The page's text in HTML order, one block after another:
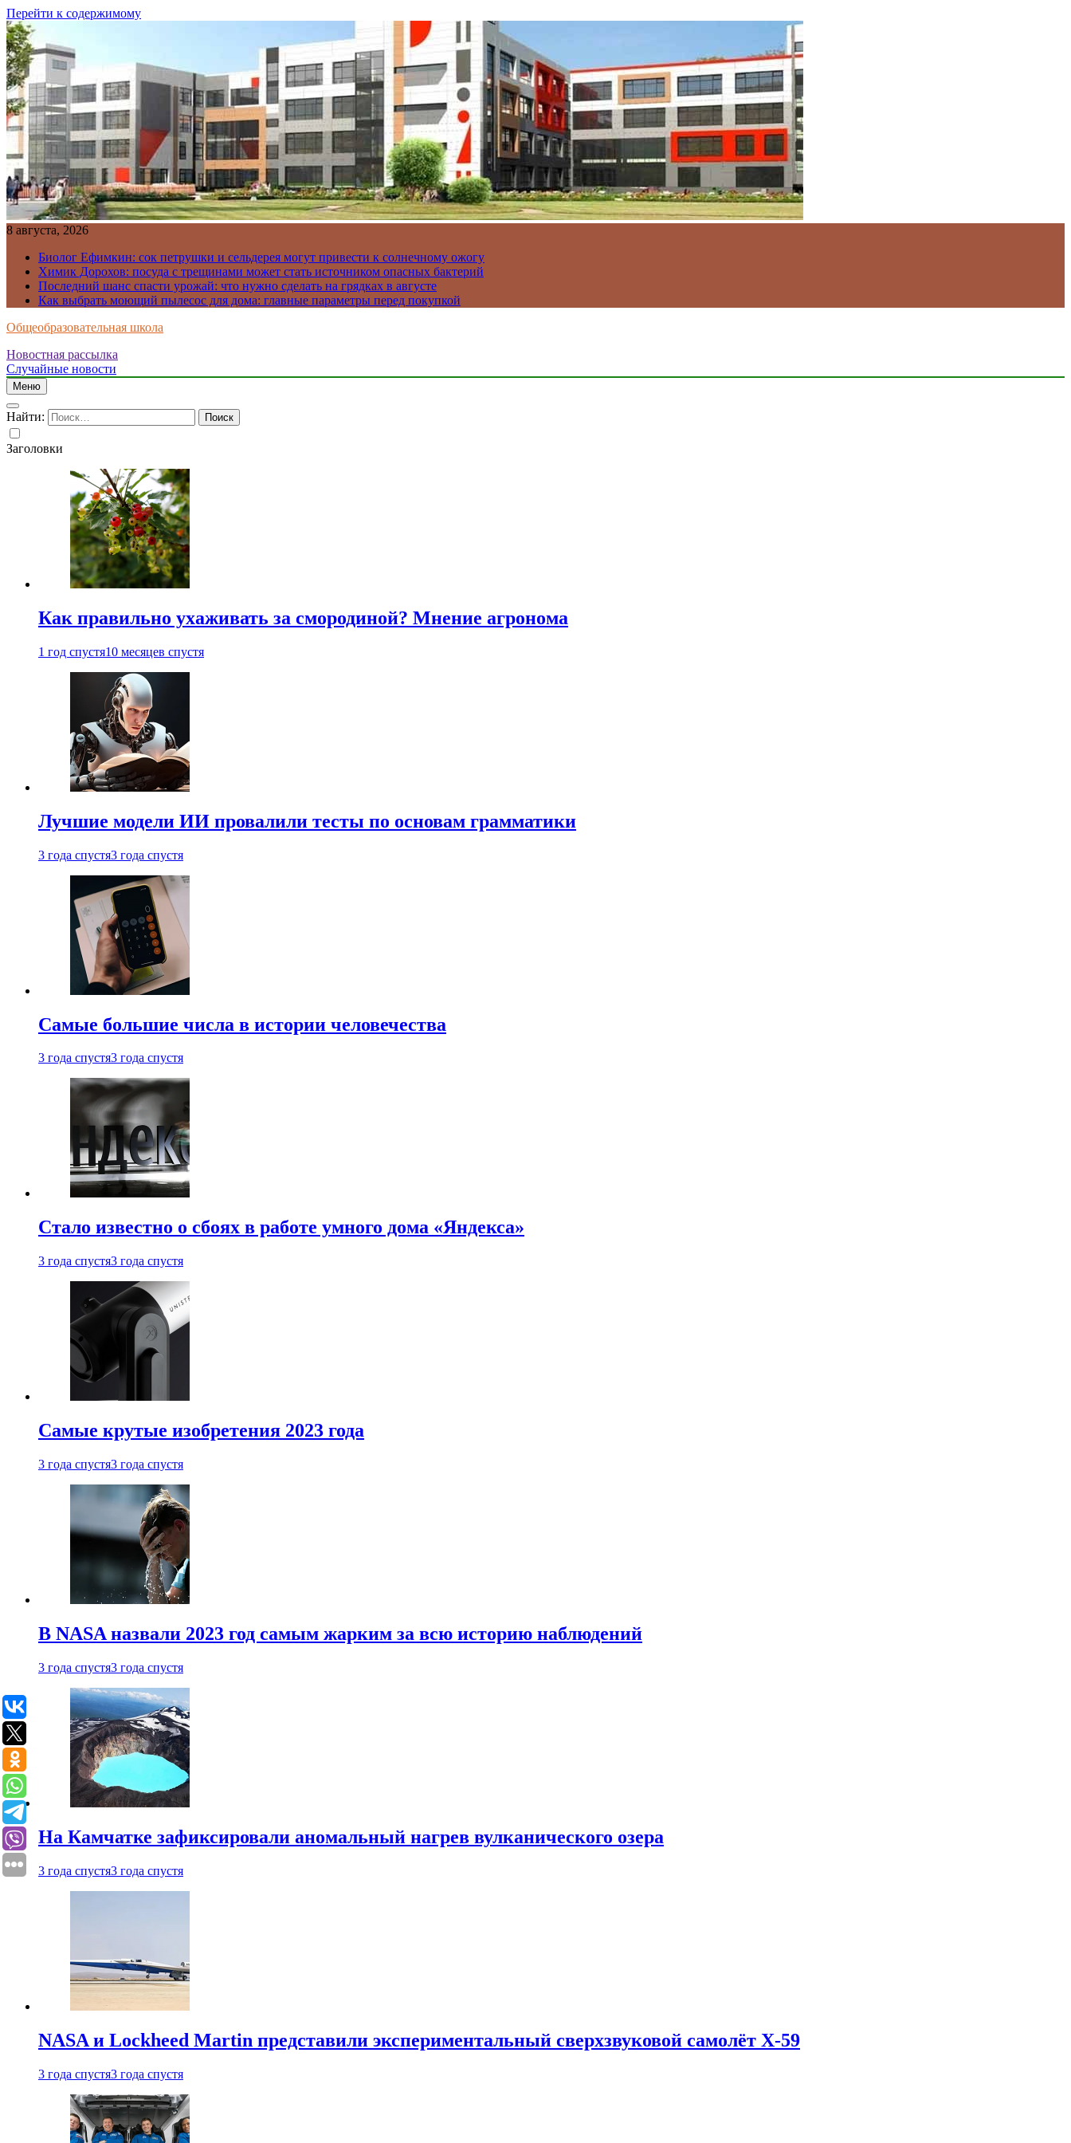
Перейти к содержимому
8 августа, 2026
Биолог Ефимкин: сок петрушки и сельдерея могут привести к солнечному ожогу
Химик Дорохов: посуда с трещинами может стать источником опасных бактерий
Последний шанс спасти урожай: что нужно сделать на грядках в августе
Как выбрать моющий пылесос для дома: главные параметры перед покупкой
Общеобразовательная школа
Новостная рассылка
Случайные новости
Меню
Найти:
Заголовки
Как правильно ухаживать за смородиной? Мнение агронома
1 год спустя10 месяцев спустя
Лучшие модели ИИ провалили тесты по основам грамматики
3 года спустя3 года спустя
Самые большие числа в истории человечества
3 года спустя3 года спустя
Стало известно о сбоях в работе умного дома «Яндекса»
3 года спустя3 года спустя
Самые крутые изобретения 2023 года
3 года спустя3 года спустя
В NASA назвали 2023 год самым жарким за всю историю наблюдений
3 года спустя3 года спустя
На Камчатке зафиксировали аномальный нагрев вулканического озера
3 года спустя3 года спустя
NASA и Lockheed Martin представили экспериментальный сверхзвуковой самолёт X-59
3 года спустя3 года спустя